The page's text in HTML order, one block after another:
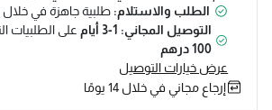
الطلب والاستلام: طلبية جاهزة في خلال
التوصيل المجاني: 1-3 أيام
على الطلبيات
100 درهم
عرض خيارات التوصيل
إرجاع مجاني في خلال 14 يومًا